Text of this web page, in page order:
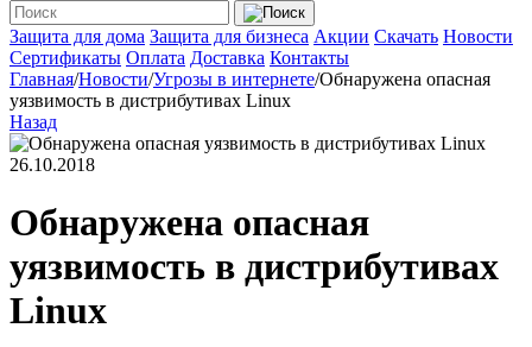
Меню
Защита
для
дома
Защита
для
О
магазине
Акции
Скачать
Защита для дома Защита для бизнеса Акции Скачать Новости
Сертификаты Оплата Доставка Контакты
Главная/Новости/Угрозы в интернете/Обнаружена опасная
уязвимость в дистрибутивах Linux
Назад
26.10.2018
Обнаружена опасная
уязвимость в дистрибутивах
Linux